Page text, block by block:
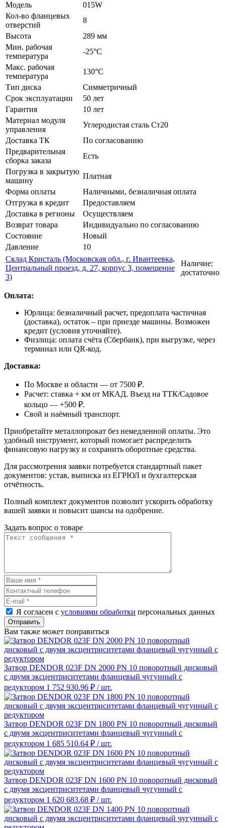
Модель
015W
Кол-во фланцевых
отверстий
8
Высота
289 мм
Мин. рабочая
температура
-25°C
Макс. рабочая
температура
130°C
Тип диска
Симметричный
Срок эксплуатации
50 лет
Гарантия
10 лет
Материал модуля
управления
Углеродистая сталь Ст20
Доставка ТК
По согласованию
Предварительная
сборка заказа
Есть
Погрузка в закрытую
машину
Платная
Форма оплаты
Наличными, безналичная оплата
Отгрузка в кредит
Предоставляем
Доставка в регионы
Осуществляем
Возврат товара
Индивидуально по согласованию
Состояние
Новый
Давление
10
Склад Кристаль (Московская обл., г. Ивантеевка,
Центральный проезд, д. 27, корпус 3, помещение
3)
Наличие:
достаточно
Оплата:
Юрлица: безналичный расчет, предоплата частичная
(доставка), остаток – при приезде машины. Возможен
кредит (условия уточняйте).
Физлица: оплата счёта (Сбербанк), при выгрузке, через
терминал или QR-код.
Доставка:
По Москве и области — от 7500 ₽.
Расчет: ставка + км от МКАД. Въезд на ТТК/Садовое
кольцо — +500 ₽.
Свой и наёмный транспорт.
Приобретайте металлопрокат без немедленной оплаты. Это
удобный инструмент, который помогает распределить
финансовую нагрузку и сохранить оборотные средства.
Для рассмотрения заявки потребуется стандартный пакет
документов: устав, выписка из ЕГРЮЛ и бухгалтерская
отчётность.
Полный комплект документов позволит ускорить обработку
вашей заявки и повысит шансы на одобрение.
Задать вопрос о товаре
Я согласен с условиями обработки персональных данных
Отправить
Вам также может понравиться
Затвор DENDOR 023F DN 2000 PN 10 поворотный дисковый
c двумя эксцентриситетами фланцевый чугунный с
редуктором 1 752 930.96 ₽ / шт.
Затвор DENDOR 023F DN 1800 PN 10 поворотный дисковый
c двумя эксцентриситетами фланцевый чугунный с
редуктором 1 685 510.64 ₽ / шт.
Затвор DENDOR 023F DN 1600 PN 10 поворотный дисковый
c двумя эксцентриситетами фланцевый чугунный с
редуктором 1 620 683.68 ₽ / шт.